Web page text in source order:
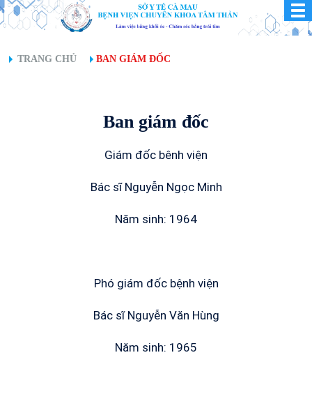
TRANG CHỦ BAN GIÁM ĐỐC
Ban giám đốc
Giám đốc bênh viện
Bác sĩ Nguyễn Ngọc Minh
Năm sinh: 1964
Phó giám đốc bệnh viện
Bác sĩ Nguyễn Văn Hùng
Năm sinh: 1965